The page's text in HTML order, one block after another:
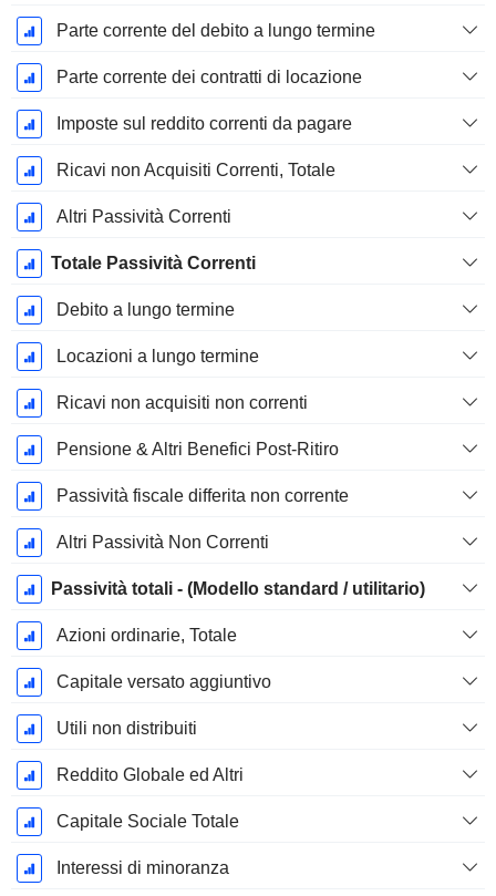
Parte corrente del debito a lungo termine
Parte corrente dei contratti di locazione
Imposte sul reddito correnti da pagare
Ricavi non Acquisiti Correnti, Totale
Altri Passività Correnti
Totale Passività Correnti
Debito a lungo termine
Locazioni a lungo termine
Ricavi non acquisiti non correnti
Pensione & Altri Benefici Post-Ritiro
Passività fiscale differita non corrente
Altri Passività Non Correnti
Passività totali - (Modello standard / utilitario)
Azioni ordinarie, Totale
Capitale versato aggiuntivo
Utili non distribuiti
Reddito Globale ed Altri
Capitale Sociale Totale
Interessi di minoranza